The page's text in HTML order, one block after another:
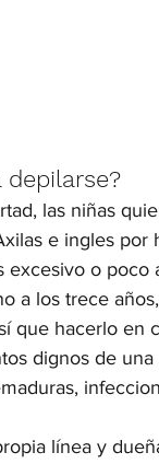
depilarse?
las niñas
e ingles por
excesivo o poco
a los trece
que hacerlo en
dignos de
línea y